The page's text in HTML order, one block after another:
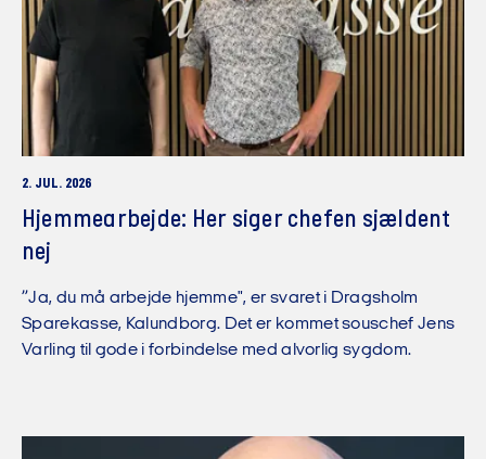
2. JUL. 2026
Hjemmearbejde: Her siger chefen sjældent
nej
”Ja, du må arbejde hjemme", er svaret i Dragsholm
Sparekasse, Kalundborg. Det er kommet souschef Jens
Varling til gode i forbindelse med alvorlig sygdom.